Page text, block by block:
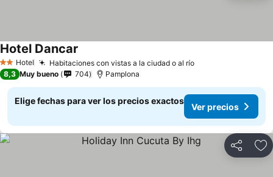
2 Estrellas
Hotel Habitaciones con vistas a la ciudad o al río
Hotel Dancar
8,3 Muy bueno 704 Pamplona
Elige fechas para ver los precios exactos
Ver precios
Compartir